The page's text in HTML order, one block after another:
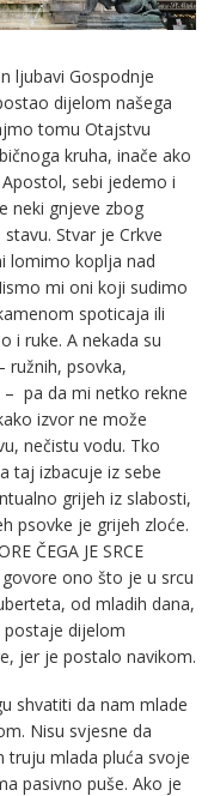
ljubavi Gospodnje
dijelom našega
tomu Otajstvu
kruha, inače ako
sebi jedemo i
neki gnjeve zbog
Stvar je Crkve
lomimo koplja nad
mi oni koji sudimo
spoticaja ili
i ruke. A nekada su
ružnih, psovka,
pa da mi netko rekne
izvor ne može
nečistu vodu. Tko
taj izbacuje iz sebe
grijeh iz slabosti,
psovke je grijeh zloće.
ČEGA JE SRCE
ono što je u srcu
od mladih dana,
postaje dijelom
jer je postalo navikom.
shvatiti da nam mlade
Nisu svjesne da
mlada pluća svoje
pasivno puše. Ako je